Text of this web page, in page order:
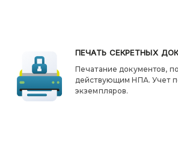
ПЕЧАТЬ СЕКРЕТНЫХ
Печатание документов,
действующим НПА. Учет
экземпляров.